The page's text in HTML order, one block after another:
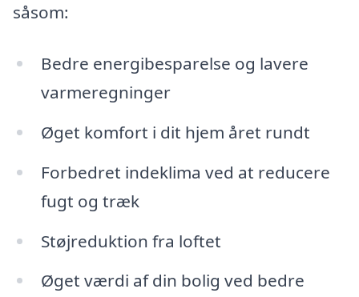
såsom:
Bedre energibesparelse og lavere
varmeregninger
Øget komfort i dit hjem året rundt
Forbedret indeklima ved at reducere
fugt og træk
Støjreduktion fra loftet
Øget værdi af din bolig ved bedre